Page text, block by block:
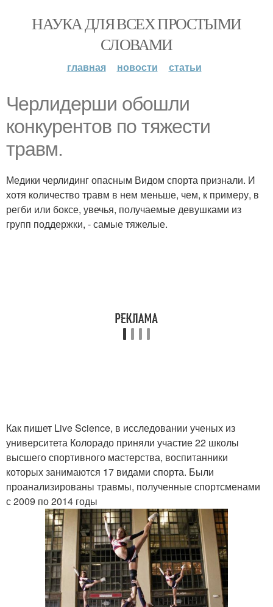
НАУКА ДЛЯ ВСЕХ ПРОСТЫМИ
СЛОВАМИ
главная новости статьи
Черлидерши обошли
конкурентов по тяжести
травм.
Медики черлидинг опасным Видом спорта признали. И
хотя количество травм в нем меньше, чем, к примеру, в
регби или боксе, увечья, получаемые девушками из
групп поддержки, - самые тяжелые.
Как пишет Live Science, в исследовании ученых из
университета Колорадо приняли участие 22 школы
высшего спортивного мастерства, воспитанники
которых занимаются 17 видами спорта. Были
проанализированы травмы, полученные спортсменами
с 2009 по 2014 годы